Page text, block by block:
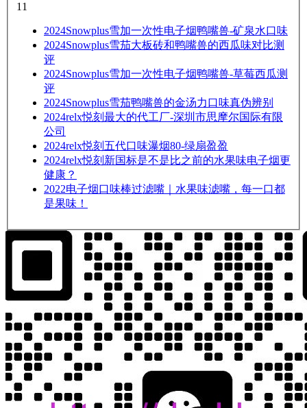
11
2024Snowplus雪加一次性电子烟鸭嘴兽-矿泉水口味
2024Snowplus雪茄大板砖和鸭嘴兽的西瓜味对比测
评
2024Snowplus雪加一次性电子烟鸭嘴兽-草莓西瓜测
评
2024Snowplus雪茄鸭嘴兽的金汤力口味真伪辨别
2024relx悦刻最大的代工厂-深圳市思摩尔国际有限
公司
2024relx悦刻五代口味瀑烟80-绿扇盈盈
2024relx悦刻新国标是不是比之前的水果味电子烟更
健康？
2022电子烟口味棒过滤嘴｜水果味滤嘴，每一口都
是果味！